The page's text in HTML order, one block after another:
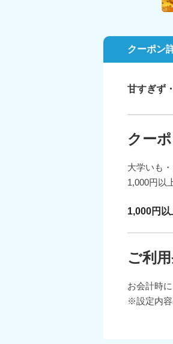
クーポン
甘すぎず
クー
大学いも
1,000円以
1,000円
ご利
お会計時
※設定内容